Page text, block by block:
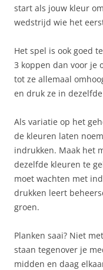
start als jouw kleur
wedstrijd wie het
Het spel is ook goed
3 koppen dan voor je
tot ze allemaal
en druk ze in
Als variatie op het
de kleuren laten
indrukken. Maak het
dezelfde kleuren te
moet wachten met
drukken leert
groen.
Planken saai? Niet
staan tegenover je
midden en daag